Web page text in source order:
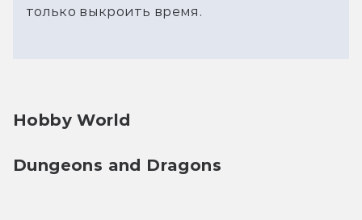
только выкроить время.
Hobby World
Dungeons and Dragons